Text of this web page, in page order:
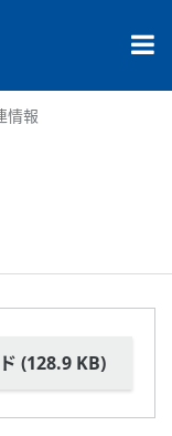
情報
(128.9 KB)